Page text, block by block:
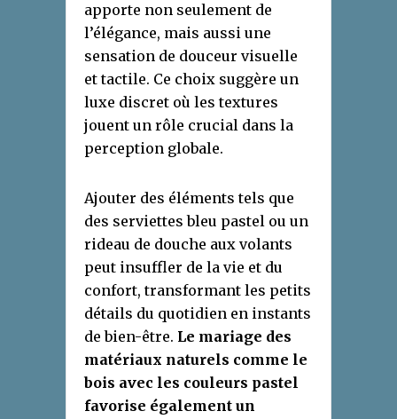
apporte non seulement de
l’élégance, mais aussi une
sensation de douceur visuelle
et tactile. Ce choix suggère un
luxe discret où les textures
jouent un rôle crucial dans la
perception globale.
Ajouter des éléments tels que
des serviettes bleu pastel ou un
rideau de douche aux volants
peut insuffler de la vie et du
confort, transformant les petits
détails du quotidien en instants
de bien-être. Le mariage des
matériaux naturels comme le
bois avec les couleurs pastel
favorise également un